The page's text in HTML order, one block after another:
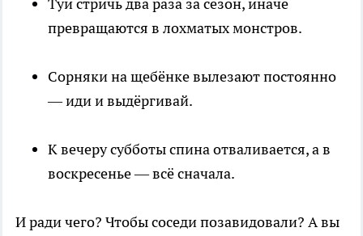
Туи стричь два раза за сезон, иначе
превращаются в лохматых монстров.
Сорняки на щебёнке вылезают постоянно
— иди и выдёргивай.
К вечеру субботы спина отваливается, а в
воскресенье — всё сначала.
И ради чего? Чтобы соседи позавидовали? А вы